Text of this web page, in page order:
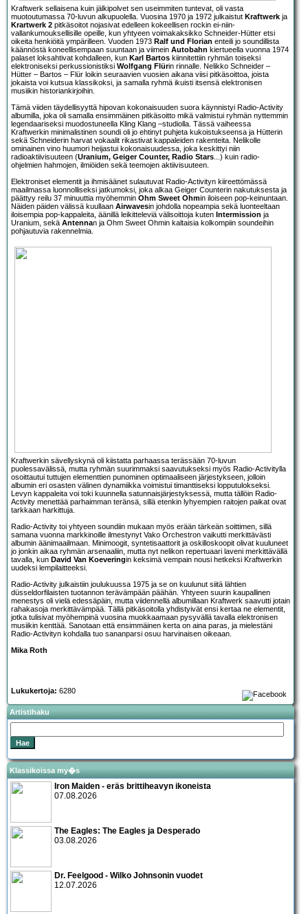
Kraftwerk sellaisena kuin jälkipolvet sen useimmiten tuntevat, oli vasta
muotoutumassa 70-luvun alkupuolella. Vuosina 1970 ja 1972 julkaistut Kraftwerk ja
Krartwerk 2 pitkäsoitot nojasivat edelleen kokeellisen rockin ei-niin-
vallankumouksellisille opeille, kun yhtyeen voimakaksikko Schneider-Hütter etsi
oikeita henkiöitä ympärilleen. Vuoden 1973 Ralf und Florian enteili jo soundillista
käännöstä koneellisempaan suuntaan ja viimein Autobahn kiertueella vuonna 1974
palaset loksahtivat kohdalleen, kun Karl Bartos kiinnitettiin ryhmän toiseksi
elektroniseksi perkussionistiksi Wolfgang Flürin rinnalle. Nelikko Schneider –
Hütter – Bartos – Flür loikin seuraavien vuosien aikana viisi pitkäsoittoa, joista
jokaista voi kutsua klassikoksi, ja samalla ryhmä ikuisti itsensä elektronisen
musiikin historiankirjoihin.
Tämä viiden täydellisyyttä hipovan kokonaisuuden suora käynnistyi Radio-Activity
albumilla, joka oli samalla ensimmäinen pitkäsoitto mikä valmistui ryhmän nyttemmin
legendaariseksi muodostuneella Kling Klang –studiolla. Tässä vaiheessa
Kraftwerkin minimalistinen soundi oli jo ehtinyt puhjeta kukoistukseensa ja Hütterin
sekä Schneiderin harvat vokaalit rikastivat kappaleiden rakenteita. Nelikolle
ominainen vino huumori heijastui kokonaisuudessa, joka keskittyi niin
radioaktiivisuuteen (Uranium, Geiger Counter, Radio Stars...) kuin radio-
ohjelmien hahmojen, ilmiöiden sekä teemojen aktiivisuuteen.
Elektroniset elementit ja ihmisäänet sulautuvat Radio-Activityn kiireettömässä
maailmassa luonnolliseksi jatkumoksi, joka alkaa Geiger Counterin nakutuksesta ja
päättyy reilu 37 minuuttia myöhemmin Ohm Sweet Ohmin iloiseen pop-keinuntaan.
Näiden päiden välissä kuullaan Airwavesin johdolla nopeampia sekä luonteeltaan
iloisempia pop-kappaleita, äänillä leikitteleviä välisoittoja kuten Intermission ja
Uranium, sekä Antennan ja Ohm Sweet Ohmin kaltaisia kolkompiin soundeihin
pohjautuvia rakennelmia.
Kraftwerkin sävellyskynä oli kiistatta parhaassa terässään 70-luvun
puolessavälissä, mutta ryhmän suurimmaksi saavutukseksi myös Radio-Activitylla
osoittautui tuttujen elementtien punominen optimaaliseen järjestykseen, jolloin
albumin eri osasten välinen dynamiikka voimistui timanttiseksi lopputulokseksi.
Levyn kappaleita voi toki kuunnella satunnaisjärjestyksessä, mutta tällöin Radio-
Activity menettää parhaimman teränsä, sillä etenkin lyhyempien raitojen paikat ovat
tarkkaan harkittuja.
Radio-Activity toi yhtyeen soundiin mukaan myös erään tärkeän soittimen, sillä
samana vuonna markkinoille ilmestynyt Vako Orchestron vaikutti merkittävästi
albumin äänimaailmaan. Minimoogit, syntetisaattorit ja oskilloskoopit olivat kuuluneet
jo jonkin aikaa ryhmän arsenaaliin, mutta nyt nelikon repertuaari laveni merkittävällä
tavalla, kun David Van Koeveringin keksimä vempain nousi hetkeksi Kraftwerkin
uudeksi lempilaitteeksi.
Radio-Activity julkaistiin joulukuussa 1975 ja se on kuulunut siitä lähtien
düsseldorfilaisten tuotannon terävämpään päähän. Yhtyeen suurin kaupallinen
menestys oli vielä edessäpäin, mutta viidennellä albumillaan Kraftwerk saavutti jotain
rahakasoja merkittävämpää. Tällä pitkäsoitolla yhdistyivät ensi kertaa ne elementit,
jotka tulisivat myöhempinä vuosina muokkaamaan pysyvällä tavalla elektronisen
musiikin kenttää. Sanotaan että ensimmäinen kerta on aina paras, ja mielestäni
Radio-Activityn kohdalla tuo sananparsi osuu harvinaisen oikeaan.
Mika Roth
Lukukertoja: 6280
Artistihaku
Klassikoissa my�s
Iron Maiden - eräs brittiheavyn ikoneista
07.08.2026
The Eagles: The Eagles ja Desperado
03.08.2026
Dr. Feelgood - Wilko Johnsonin vuodet
12.07.2026